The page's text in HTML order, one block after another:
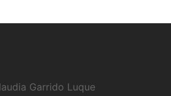
Garrido Luque